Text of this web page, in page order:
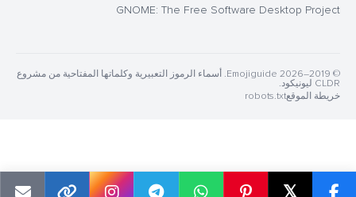
𝕏
GNOME: The Free Software Desktop Project
© 2019–2026 Emojiguide. أسماء الرموز التعبيرية وكلماتها المفتاحية من مشروع
CLDR ليونيكود.
خريطة الموقعrobots.txt